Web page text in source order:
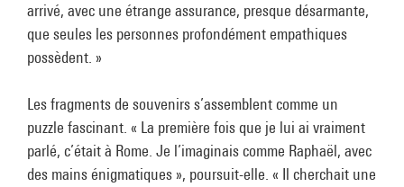
arrivé, avec une étrange assurance, presque désarmante,
que seules les personnes profondément empathiques
possèdent. »
Les fragments de souvenirs s’assemblent comme un
puzzle fascinant. « La première fois que je lui ai vraiment
parlé, c’était à Rome. Je l’imaginais comme Raphaël, avec
des mains énigmatiques », poursuit-elle. « Il cherchait une